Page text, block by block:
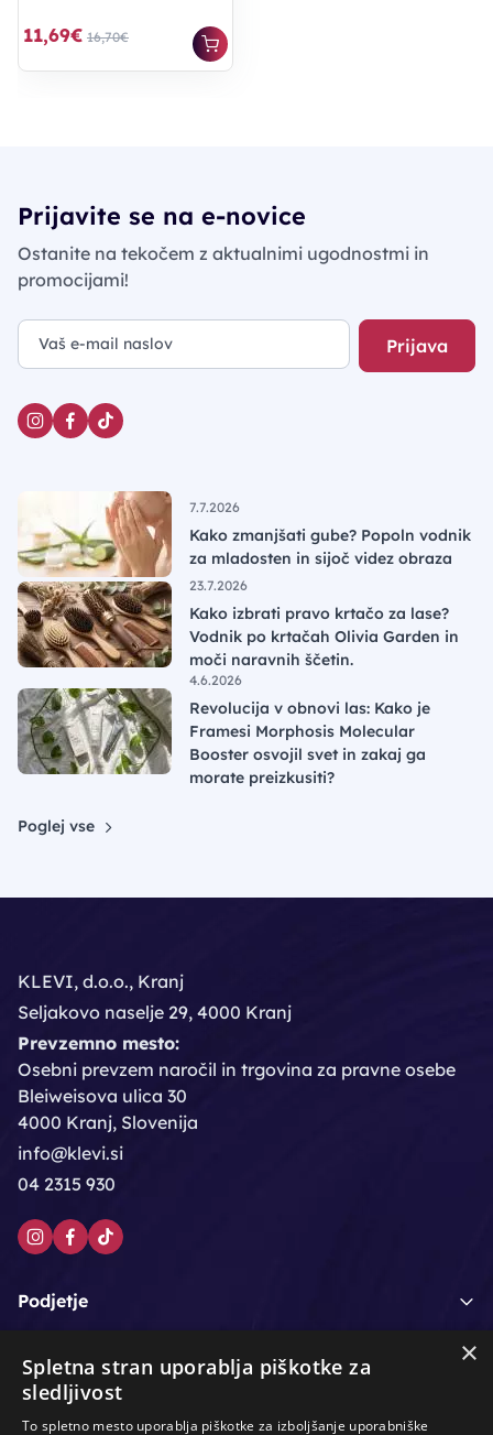
11,69€ 16,70€
Prijavite se na e-novice
Ostanite na tekočem z aktualnimi ugodnostmi in
promocijami!
Prijava
7.7.2026
Kako zmanjšati gube? Popoln vodnik
za mladosten in sijoč videz obraza
23.7.2026
Kako izbrati pravo krtačo za lase?
Vodnik po krtačah Olivia Garden in
moči naravnih ščetin.
4.6.2026
Revolucija v obnovi las: Kako je
Framesi Morphosis Molecular
Booster osvojil svet in zakaj ga
morate preizkusiti?
Poglej vse
KLEVI, d.o.o., Kranj
Seljakovo naselje 29, 4000 Kranj
Prevzemno mesto:
Osebni prevzem naročil in trgovina za pravne osebe
Bleiweisova ulica 30
4000 Kranj, Slovenija
info@klevi.si
04 2315 930
Podjetje
Moj račun
Podpora strankam
×
Spletna stran uporablja piškotke za
sledljivost
To spletno mesto uporablja piškotke za izboljšanje uporabniške